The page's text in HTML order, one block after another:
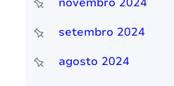
setembro 2024
agosto 2024